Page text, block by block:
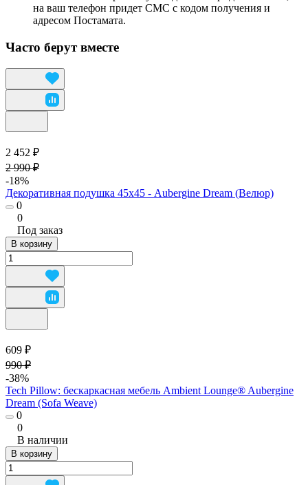
на ваш телефон придет СМС с кодом получения и
адресом Постамата.
Часто берут вместе
2 452 ₽
2 990 ₽
-18%
Декоративная подушка 45х45 - Aubergine Dream (Велюр)
0
0
Под заказ
В корзину
609 ₽
990 ₽
-38%
Tech Pillow: бескаркасная мебель Ambient Lounge® Aubergine
Dream (Sofa Weave)
0
0
В наличии
В корзину